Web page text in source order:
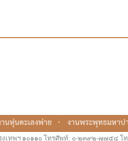
เทพฯ ๑๐๑๑๐ โทรศัพท์: ๐-๒๓๙๒-๗๗๕๔